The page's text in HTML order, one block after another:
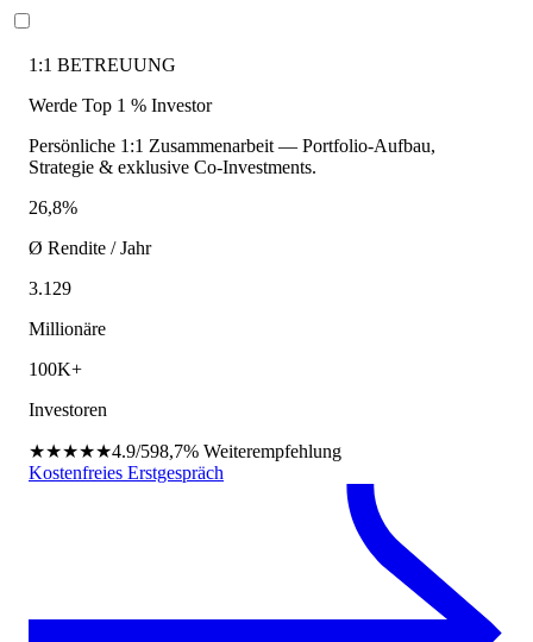
1:1 BETREUUNG
Werde Top 1 % Investor
Persönliche 1:1 Zusammenarbeit — Portfolio-Aufbau,
Strategie & exklusive Co-Investments.
26,8%
Ø Rendite / Jahr
3.129
Millionäre
100K+
Investoren
★★★★★4.9/598,7% Weiterempfehlung
Kostenfreies Erstgespräch